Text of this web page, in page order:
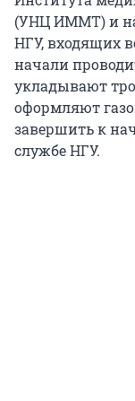
(УНЦ ИММТ) и
НГУ, входящих
начали
укладывают
оформляют
завершить к
службе НГУ.